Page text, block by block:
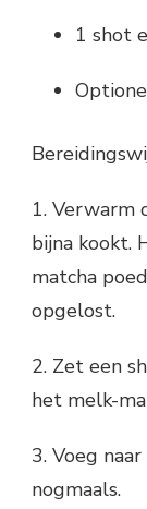
1 shot
1. Verwarm
bijna kookt.
matcha
opgelost.
2. Zet een
het melk-
3. Voeg
nogmaals.